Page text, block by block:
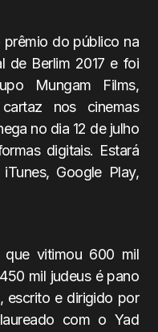
prêmio do público na
de Berlim 2017 e foi
Mungam Films,
nos cinemas
no dia 12 de julho
digitais. Estará
Google Play,
que vitimou 600 mil
mil judeus é pano
escrito e dirigido por
com o Yad